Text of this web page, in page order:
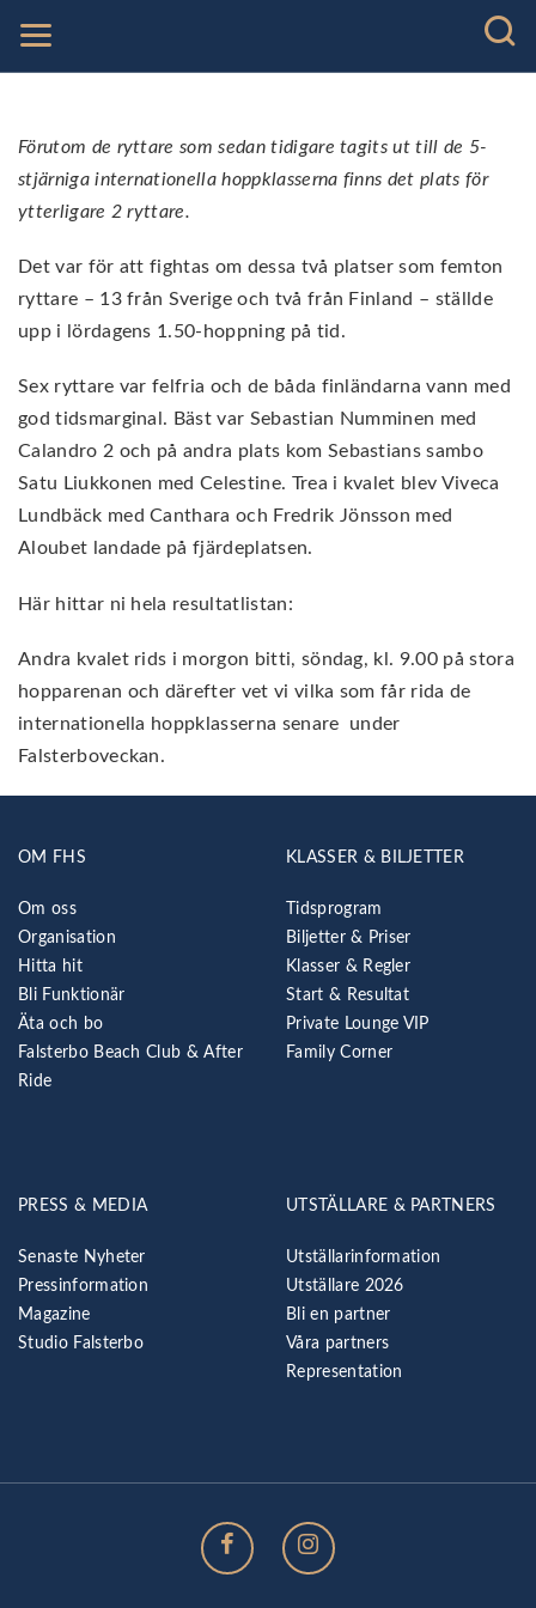
Förutom de ryttare som sedan tidigare tagits ut till de 5-
stjärniga internationella hoppklasserna finns det plats för
ytterligare 2 ryttare.
Det var för att fightas om dessa två platser som femton
ryttare – 13 från Sverige och två från Finland – ställde
upp i lördagens 1.50-hoppning på tid.
Sex ryttare var felfria och de båda finländarna vann med
god tidsmarginal. Bäst var Sebastian Numminen med
Calandro 2 och på andra plats kom Sebastians sambo
Satu Liukkonen med Celestine. Trea i kvalet blev Viveca
Lundbäck med Canthara och Fredrik Jönsson med
Aloubet landade på fjärdeplatsen.
Här hittar ni hela resultatlistan:
Andra kvalet rids i morgon bitti, söndag, kl. 9.00 på stora
hopparenan och därefter vet vi vilka som får rida de
internationella hoppklasserna senare under
Falsterboveckan.
OM FHS
Om oss
Organisation
Hitta hit
Bli Funktionär
Äta och bo
Falsterbo Beach Club & After
Ride
KLASSER & BILJETTER
Tidsprogram
Biljetter & Priser
Klasser & Regler
Start & Resultat
Private Lounge VIP
Family Corner
PRESS & MEDIA
Senaste Nyheter
Pressinformation
Magazine
Studio Falsterbo
UTSTÄLLARE & PARTNERS
Utställarinformation
Utställare 2026
Bli en partner
Våra partners
Representation